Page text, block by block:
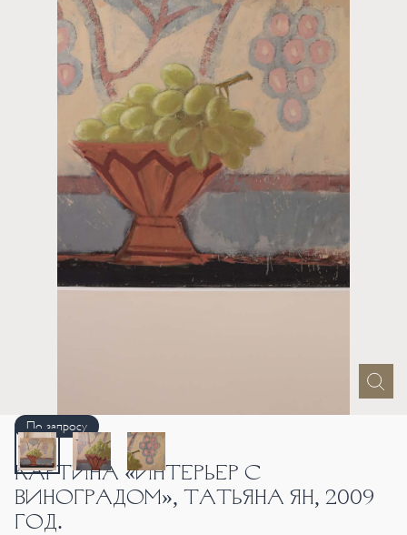
По запросу
КАРТИНА «ИНТЕРЬЕР С
ВИНОГРАДОМ», ТАТЬЯНА ЯН, 2009
ГОД.